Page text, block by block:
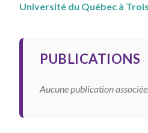
Université du Québec à
PUBLICATIONS
Aucune publication associée.